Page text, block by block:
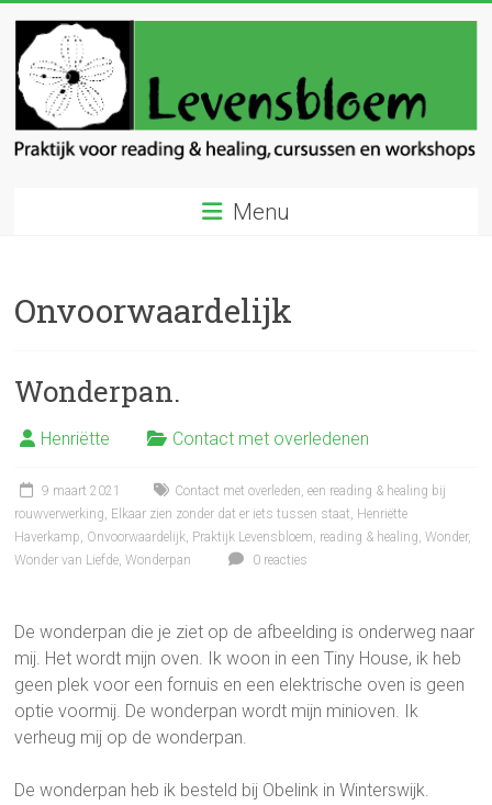
inhoud
Levensbloem
en
Menu
Onvoorwaardelijk
Wonderpan.
Henriëtte Contact met overledenen
9 maart 2021 Contact met overleden,een reading & healing bij
rouwverwerking, Elkaar zien zonder dat er iets tussen staat, Henriëtte
Haverkamp, Onvoorwaardelijk, Praktijk Levensbloem, reading & healing,Wonder,
Wonder van Liefde,Wonderpan 0 reacties
De wonderpan die je ziet op de afbeelding is onderweg naar
mij. Het wordt mijn oven. Ik woon in een Tiny House, ik heb
geen plek voor een fornuis en een elektrische oven is geen
optie voormij. De wonderpan wordt mijn minioven. Ik
verheug mij op de wonderpan.
De wonderpan heb ik besteld bij Obelink in Winterswijk.